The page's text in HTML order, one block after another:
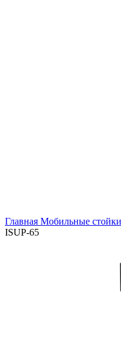
Главная Мобильные стойки
ISUP-65